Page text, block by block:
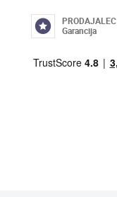
PRODAJALEC
Garancija